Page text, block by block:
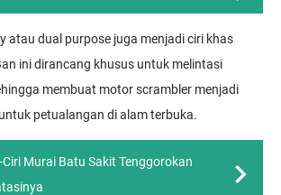
atau dual purpose juga menjadi ciri khas
ini dirancang khusus untuk melintasi
membuat motor scrambler menjadi
petualangan di alam terbuka.
Ciri Murai Batu Sakit Tenggorokan